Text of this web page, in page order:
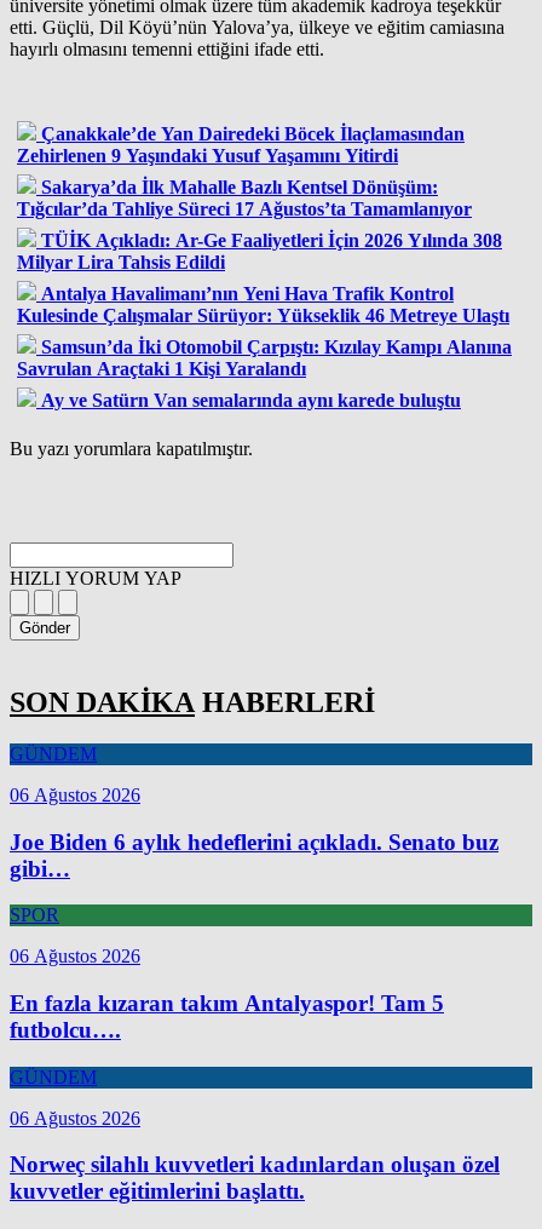
üniversite yönetimi olmak üzere tüm akademik kadroya teşekkür
etti. Güçlü, Dil Köyü’nün Yalova’ya, ülkeye ve eğitim camiasına
hayırlı olmasını temenni ettiğini ifade etti.
Çanakkale’de Yan Dairedeki Böcek İlaçlamasından
Zehirlenen 9 Yaşındaki Yusuf Yaşamını Yitirdi
Sakarya’da İlk Mahalle Bazlı Kentsel Dönüşüm:
Tığcılar’da Tahliye Süreci 17 Ağustos’ta Tamamlanıyor
TÜİK Açıkladı: Ar-Ge Faaliyetleri İçin 2026 Yılında 308
Milyar Lira Tahsis Edildi
Antalya Havalimanı’nın Yeni Hava Trafik Kontrol
Kulesinde Çalışmalar Sürüyor: Yükseklik 46 Metreye Ulaştı
Samsun’da İki Otomobil Çarpıştı: Kızılay Kampı Alanına
Savrulan Araçtaki 1 Kişi Yaralandı
Ay ve Satürn Van semalarında aynı karede buluştu
Bu yazı yorumlara kapatılmıştır.
HIZLI YORUM YAP
Gönder
SON DAKİKA HABERLERİ
GÜNDEM
06 Ağustos 2026
Joe Biden 6 aylık hedeflerini açıkladı. Senato buz
gibi…
SPOR
06 Ağustos 2026
En fazla kızaran takım Antalyaspor! Tam 5
futbolcu….
GÜNDEM
06 Ağustos 2026
Norweç silahlı kuvvetleri kadınlardan oluşan özel
kuvvetler eğitimlerini başlattı.